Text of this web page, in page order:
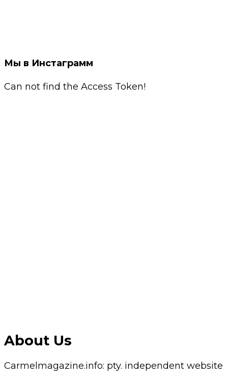
Мы в Инстаграмм
Can not find the Access Token!
About Us
Carmelmagazine.info: pty. independent website